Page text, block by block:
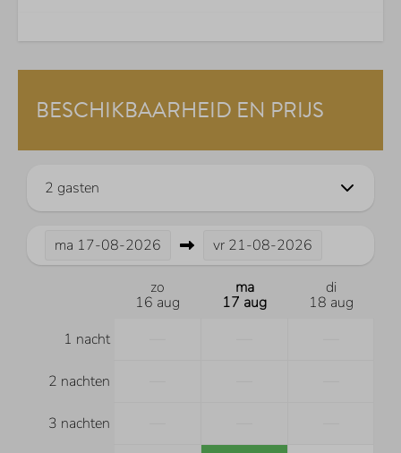
BESCHIKBAARHEID EN PRIJS
2 gasten
ma 17-08-2026 vr 21-08-2026
zo
16 aug
ma
17 aug
di
18 aug
1 nacht
2 nachten
3 nachten